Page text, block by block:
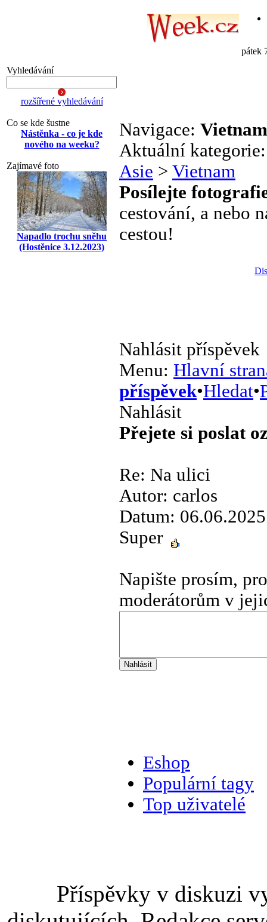
pátek
Vyhledávání
rozšířené vyhledávání
Co se kde šustne
Nástěnka - co je kde
nového na weeku?
Zajímavé foto
Napadlo trochu sněhu
(Hostěnice 3.12.2023)
Navigace: Vietnam
Aktuální
Asie > Vietnam
Posílejte
cestování, a nebo
cestou!
Nahlásit příspěvek
Menu: Hlavní
příspěvek•Hledat•
Nahlásit
Přejete si poslat
Re: Na ulici
Autor: carlos
Datum:
Super
Napište prosím,
moderátorům v
Eshop
Populární tagy
Top uživatelé
Příspěvky v diskuzi